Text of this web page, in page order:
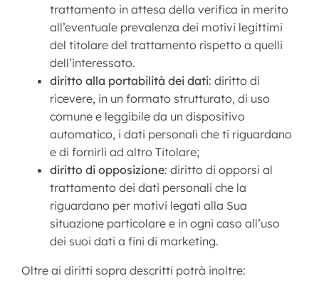
trattamento in attesa della verifica in merito
all’eventuale prevalenza dei motivi legittimi
del titolare del trattamento rispetto a quelli
dell’interessato.
diritto alla portabilità dei dati: diritto di
ricevere, in un formato strutturato, di uso
comune e leggibile da un dispositivo
automatico, i dati personali che ti riguardano
e di fornirli ad altro Titolare;
diritto di opposizione: diritto di opporsi al
trattamento dei dati personali che la
riguardano per motivi legati alla Sua
situazione particolare e in ogni caso all’uso
dei suoi dati a fini di marketing.
Oltre ai diritti sopra descritti potrà inoltre: